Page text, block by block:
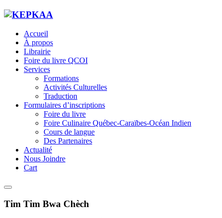
Accueil
À propos
Librairie
Foire du livre QCOI
Services
Formations
Activités Culturelles
Traduction
Formulaires d’inscriptions
Foire du livre
Foire Culinaire Québec-Caraïbes-Océan Indien
Cours de langue
Des Partenaires
Actualité
Nous Joindre
Cart
Tim Tim Bwa Chèch